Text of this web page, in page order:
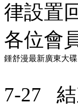
律設置
各位會
鍾舒漫最新廣東大
7-27 結